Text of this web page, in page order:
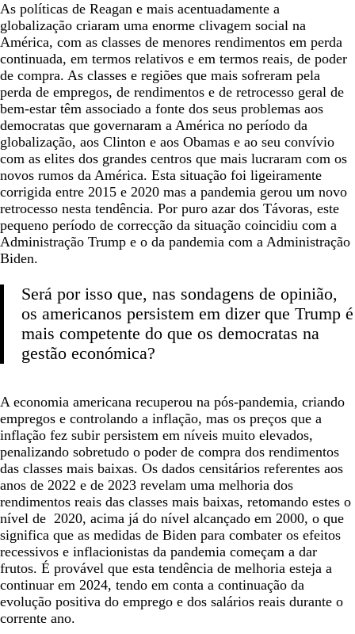
As políticas de Reagan e mais acentuadamente a
globalização criaram uma enorme clivagem social na
América, com as classes de menores rendimentos em perda
continuada, em termos relativos e em termos reais, de poder
de compra. As classes e regiões que mais sofreram pela
perda de empregos, de rendimentos e de retrocesso geral de
bem-estar têm associado a fonte dos seus problemas aos
democratas que governaram a América no período da
globalização, aos Clinton e aos Obamas e ao seu convívio
com as elites dos grandes centros que mais lucraram com os
novos rumos da América. Esta situação foi ligeiramente
corrigida entre 2015 e 2020 mas a pandemia gerou um novo
retrocesso nesta tendência. Por puro azar dos Távoras, este
pequeno período de correcção da situação coincidiu com a
Administração Trump e o da pandemia com a Administração
Biden.
Será por isso que, nas sondagens de opinião,
os americanos persistem em dizer que Trump é
mais competente do que os democratas na
gestão económica?
A economia americana recuperou na pós-pandemia, criando
empregos e controlando a inflação, mas os preços que a
inflação fez subir persistem em níveis muito elevados,
penalizando sobretudo o poder de compra dos rendimentos
das classes mais baixas. Os dados censitários referentes aos
anos de 2022 e de 2023 revelam uma melhoria dos
rendimentos reais das classes mais baixas, retomando estes o
nível de 2020, acima já do nível alcançado em 2000, o que
significa que as medidas de Biden para combater os efeitos
recessivos e inflacionistas da pandemia começam a dar
frutos. É provável que esta tendência de melhoria esteja a
continuar em 2024, tendo em conta a continuação da
evolução positiva do emprego e dos salários reais durante o
corrente ano.